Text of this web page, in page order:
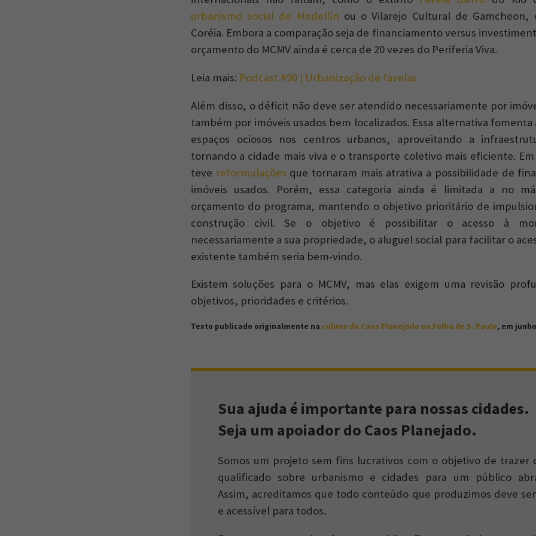
urbanismo social de Medellín ou o Vilarejo Cultural de Gamcheon,
Coréia. Embora a comparação seja de financiamento versus
orçamento do MCMV ainda é cerca de 20 vezes do Periferia Viva.
Leia mais: Podcast #90 | Urbanização de favelas
Além disso, o déficit não deve ser atendido necessariamente por
também por imóveis usados bem localizados. Essa alternativa fomenta
espaços ociosos nos centros urbanos, aproveitando a
tornando a cidade mais viva e o transporte coletivo mais eficiente. Em
teve reformulações que tornaram mais atrativa a possibilidade de
imóveis usados. Porém, essa categoria ainda é limitada a no
orçamento do programa, mantendo o objetivo prioritário de
construção civil. Se o objetivo é possibilitar o acesso à
necessariamente a sua propriedade, o aluguel social para facilitar o
existente também seria bem-vindo.
Existem soluções para o MCMV, mas elas exigem uma revisão
objetivos, prioridades e critérios.
Texto publicado originalmente na coluna do Caos Planejado na Folha de S. Paulo, em
Sua ajuda é importante para nossas cidades.
Seja um apoiador do Caos Planejado.
Somos um projeto sem fins lucrativos com o objetivo de trazer
qualificado sobre urbanismo e cidades para um público
Assim, acreditamos que todo conteúdo que produzimos deve
e acessível para todos.